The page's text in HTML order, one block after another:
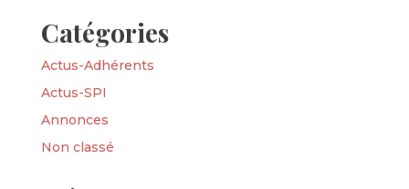
Catégories
Actus-Adhérents
Actus-SPI
Annonces
Non classé